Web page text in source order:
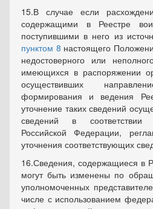
15.В случае если
содержащими в Реестре
поступившими в него из
пунктом 8 настоящего
недостоверного или
имеющихся в распоряжении
осуществивших
формирования и ведения
уточнение таких сведений
сведений в соответствии
Российской Федерации,
уточнения соответствующих
16.Сведения, содержащиеся в
могут быть изменены по
уполномоченных
числе с использованием